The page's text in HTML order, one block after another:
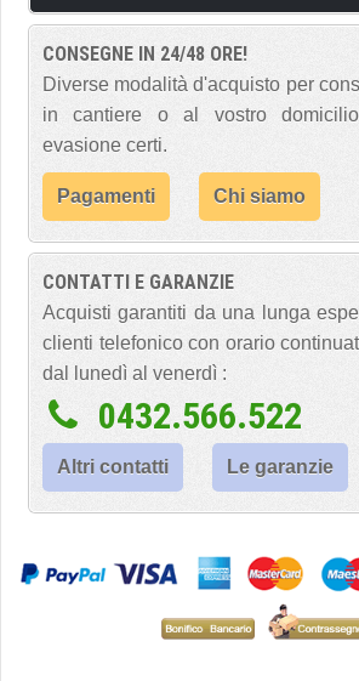
CONSEGNE IN 24/48 ORE!
Diverse modalità d'acquisto per
in cantiere o al vostro
evasione certi.
Pagamenti Chi siamo
CONTATTI E GARANZIE
Acquisti garantiti da una lunga
clienti telefonico con orario
dal lunedì al venerdì :
0432.566.522
Altri contatti Le garanzie